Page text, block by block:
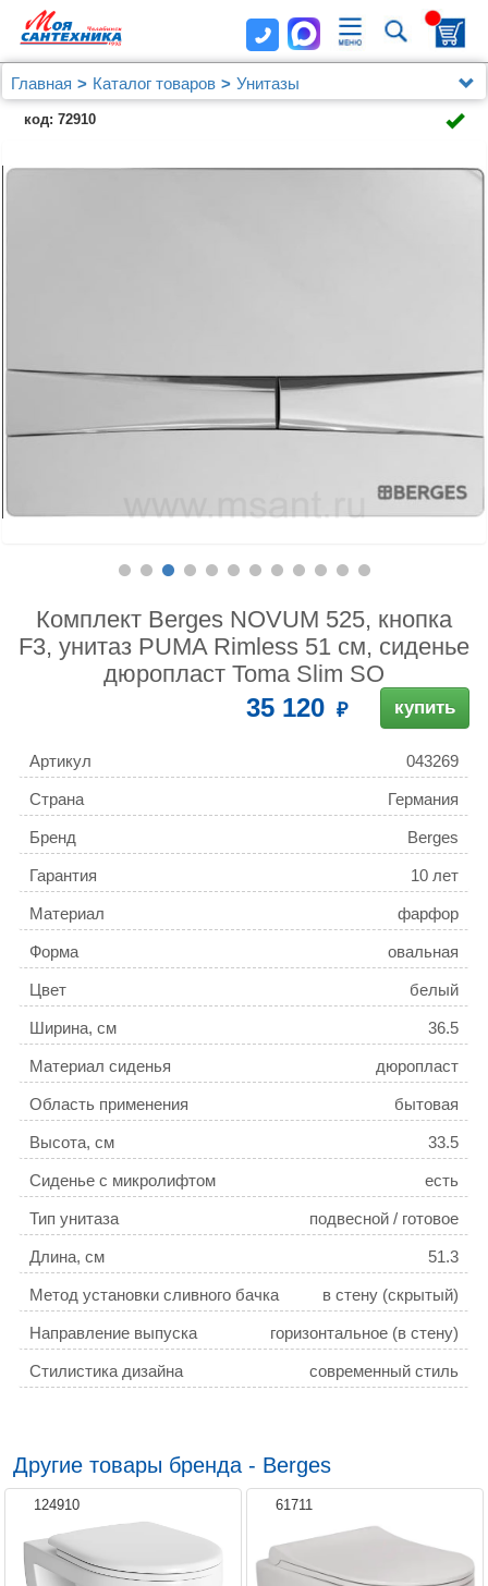
Главная Каталог товаров
Унитазы
Унитазы Berges Wasserhaus
Комплект Berges NOVUM 525, кнопка F3, унитаз
код: 72910
Комплект Berges NOVUM 525, кнопка
F3, унитаз PUMA Rimless 51 см, сиденье
дюропласт Toma Slim SO
35 120 купить
Артикул 043269
Страна Германия
Бренд Berges
Гарантия 10 лет
Материал фарфор
Форма овальная
Цвет белый
Ширина, см 36.5
Материал сиденья дюропласт
Область применения бытовая
Высота, см 33.5
Сиденье с микролифтом есть
Тип унитаза
подвесной / готовое
решение
Длина, см
51.3
Метод установки сливного бачка в стену (скрытый)
Направление выпуска горизонтальное (в стену)
Стилистика дизайна современный стиль
Цвет сиденья белый
Система антивсплеск
Коллекция
Другие товары бренда - Berges
124910 61711